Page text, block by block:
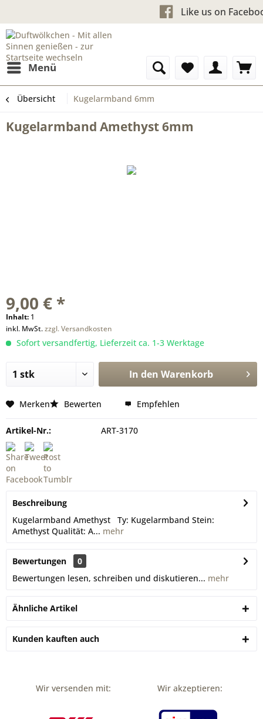
Kostenloser Versand ab 60
Like us
Menü
Übersicht Kugelarmband 6mm
Kugelarmband Amethyst 6mm
9,00 € *
Inhalt: 1
inkl. MwSt.zzgl. Versandkosten
Sofort versandfertig, Lieferzeit ca. 1-3 Werktage
In den Warenkorb
Merken Bewerten Empfehlen
Artikel-Nr.: ART-3170
Beschreibung
Kugelarmband Amethyst Ty: Kugelarmband Stein:
Amethyst Qualität: A... mehr
Bewertungen
0
Bewertungen lesen, schreiben und diskutieren... mehr
Ähnliche Artikel
Kunden kauften auch
Wir versenden mit: Wir akzeptieren: